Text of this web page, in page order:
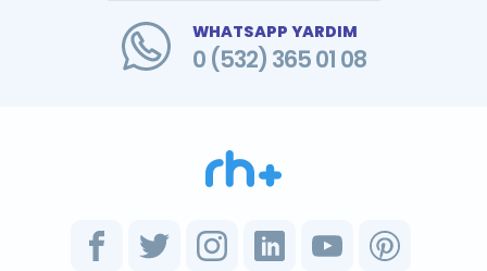
WHATSAPP YARDIM
0 (532) 365 01 08